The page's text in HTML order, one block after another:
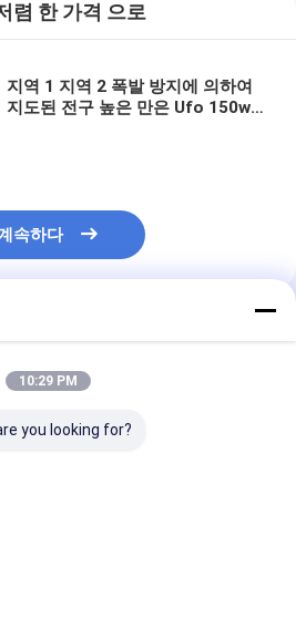
렴 한 가격 으로
지역 1 지역 2 폭발 방지에 의하여
지도된 전구 높은 만은 Ufo 150w
속하다
10:29 PM
you looking for?